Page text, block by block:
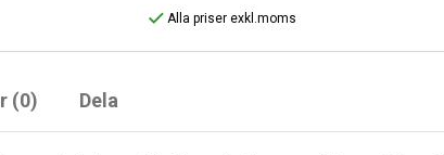
Alla priser exkl.moms
(0) Dela